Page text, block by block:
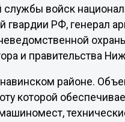
службы войск
гвардии РФ, генерал
и правительства
районе.
которой